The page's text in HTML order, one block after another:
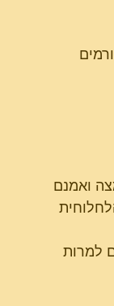
ואמנם
הלחלוחית
למרות